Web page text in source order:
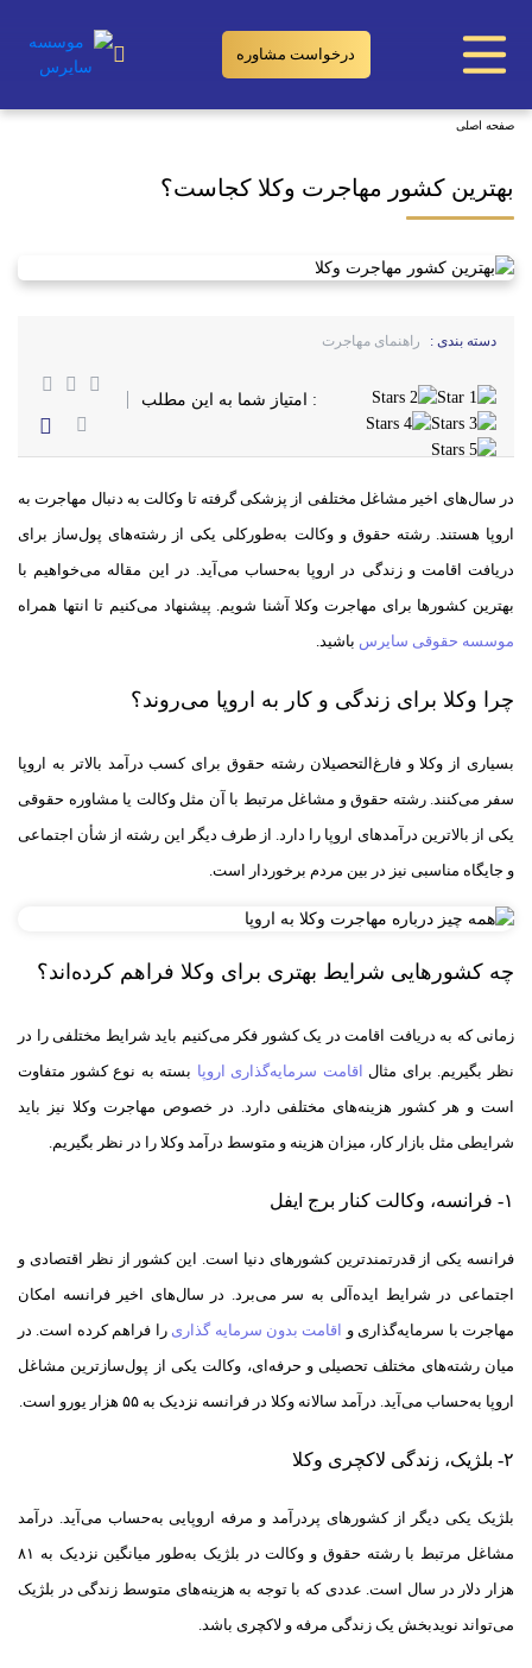
درخواست مشاوره
بهترین کشور مهاجرت وکلا کجاست؟
صفحه اصلی
دسته بندی : راهنمای مهاجرت
: امتیاز شما به این مطلب
در سال‌های اخیر مشاغل مختلفی از پزشکی گرفته تا وکالت به دنبال مهاجرت به
اروپا هستند. رشته حقوق و وکالت به‌طورکلی یکی از رشته‌های پول‌ساز برای
دریافت اقامت و زندگی در اروپا به‌حساب می‌آید. در این مقاله می‌خواهیم با
بهترین کشورها برای مهاجرت وکلا آشنا شویم. پیشنهاد می‌کنیم تا انتها همراه
موسسه حقوقی سایرس باشید.
چرا وکلا برای زندگی و کار به اروپا می‌روند؟
بسیاری از وکلا و فارغ‌التحصیلان رشته حقوق برای کسب درآمد بالاتر به اروپا
سفر می‌کنند. رشته حقوق و مشاغل مرتبط با آن مثل وکالت یا مشاوره حقوقی
یکی از بالاترین درآمدهای اروپا را دارد. از طرف دیگر این رشته از شأن اجتماعی
و جایگاه مناسبی نیز در بین مردم برخوردار است.
چه کشورهایی شرایط بهتری برای وکلا فراهم کرده‌اند؟
زمانی که به دریافت اقامت در یک کشور فکر می‌کنیم باید شرایط مختلفی را در
نظر بگیریم. برای مثال اقامت سرمایه‌گذاری اروپا بسته به نوع کشور متفاوت
است و هر کشور هزینه‌های مختلفی دارد. در خصوص مهاجرت وکلا نیز باید
شرایطی مثل بازار کار، میزان هزینه و متوسط درآمد وکلا را در نظر بگیریم.
۱- فرانسه، وکالت کنار برج ایفل
فرانسه یکی از قدرتمندترین کشورهای دنیا است. این کشور از نظر اقتصادی و
اجتماعی در شرایط ایده‌آلی به سر می‌برد. در سال‌های اخیر فرانسه امکان
مهاجرت با سرمایه‌گذاری و اقامت بدون سرمایه گذاری را فراهم کرده است. در
میان رشته‌های مختلف تحصیلی و حرفه‌ای، وکالت یکی از پول‌سازترین مشاغل
اروپا به‌حساب می‌آید. درآمد سالانه وکلا در فرانسه نزدیک به ۵۵ هزار یورو است.
۲- بلژیک، زندگی لاکچری وکلا
بلژیک یکی دیگر از کشورهای پردرآمد و مرفه اروپایی به‌حساب می‌آید. درآمد
مشاغل مرتبط با رشته حقوق و وکالت در بلژیک به‌طور میانگین نزدیک به ۸۱
هزار دلار در سال است. عددی که با توجه به هزینه‌های متوسط زندگی در بلژیک
می‌تواند نویدبخش یک زندگی مرفه و لاکچری باشد.